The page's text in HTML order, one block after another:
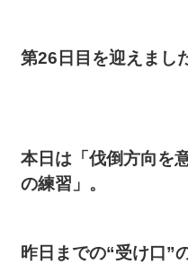
第26日目を迎えまし
本日は「伐倒方向を
の練習」。
昨日までの“受け口”